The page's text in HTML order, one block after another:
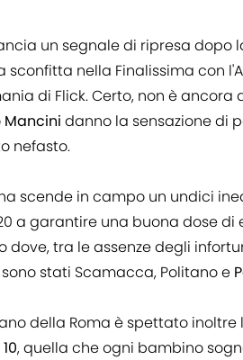
un segnale di ripresa dopo
sconfitta nella Finalissima con
di Flick. Certo, non è
Mancini danno la sensazione di
nefasto.
scende in campo un undici
a garantire una buona dose
dove, tra le assenze degli
sono stati Scamacca, Politano e
della Roma è spettato
, quella che ogni bambino